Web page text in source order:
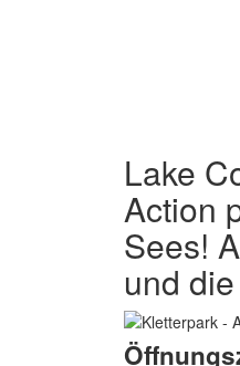
Lake
Action
Sees!
und